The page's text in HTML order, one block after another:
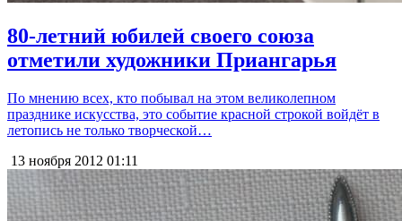
80-летний юбилей своего союза
отметили художники Приангарья
По мнению всех, кто побывал на этом великолепном
празднике искусства, это событие красной строкой войдёт в
летопись не только творческой…
13 ноября 2012 01:11